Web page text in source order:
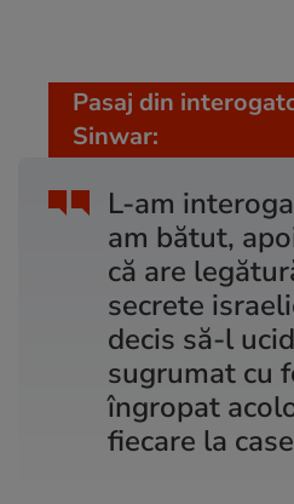
L-am
am bătut,
că are
secrete
decis să-l
sugrumat cu
îngropat
fiecare la
Pasaj din
Sinwar: